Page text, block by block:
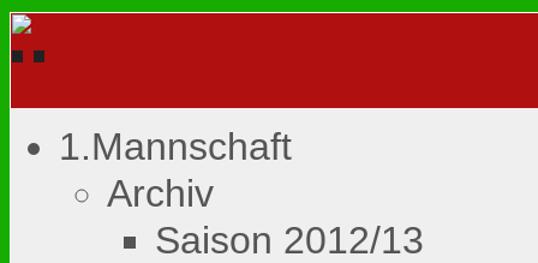
1.Mannschaft
Archiv
Saison 2012/13